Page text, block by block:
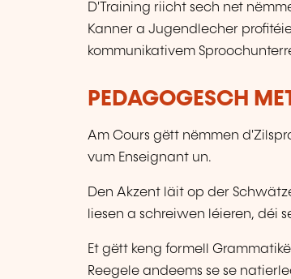
D'Training riicht sech net
Kanner a Jugendlecher
kommunikativem
PEDAGOGESCH
Am Cours gëtt nëmmen
vum Enseignant un.
Den Akzent läit op der
liesen a schreiwen léieren, déi
Et gëtt keng formell
Reegele andeems se se